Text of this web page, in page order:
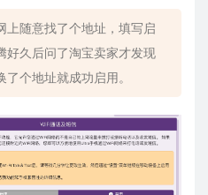
上随意找了个地址，填写启
好久后问了淘宝卖家才发现
个地址就成功启用。